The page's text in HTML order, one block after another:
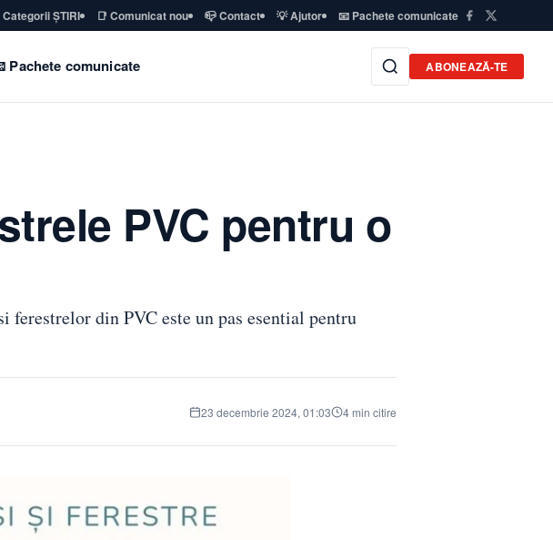
Categorii ȘTIRI 📑 Comunicat nou 📪 Contact 💡 Ajutor 📧 Pachete comunicate
Pachete comunicate ABONEAZĂ-TE
PVC pentru o
din PVC este un pas esential pentru
23 decembrie 2024, 01:03 4 min citire